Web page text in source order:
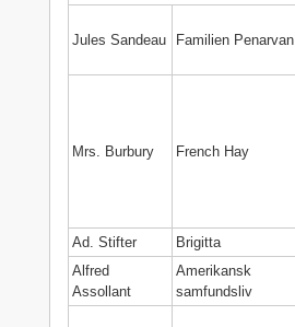
Jules Sandeau Familien Penarvan
Mrs. Burbury French Hay
Ad. Stifter Brigitta
Alfred
Assollant
Amerikansk
samfundsliv